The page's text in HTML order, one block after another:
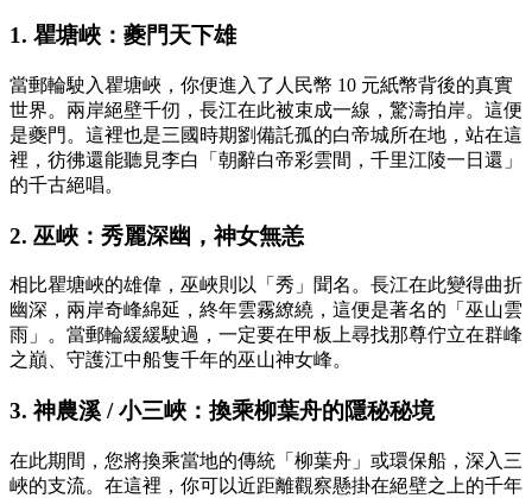
1. 瞿塘峽：夔門天下雄
當郵輪駛入瞿塘峽，你便進入了人民幣 10 元紙幣背後的真實
世界。兩岸絕壁千仞，長江在此被束成一線，驚濤拍岸。這便
是夔門。這裡也是三國時期劉備託孤的白帝城所在地，站在這
裡，彷彿還能聽見李白「朝辭白帝彩雲間，千里江陵一日還」
的千古絕唱。
2. 巫峽：秀麗深幽，神女無恙
相比瞿塘峽的雄偉，巫峽則以「秀」聞名。長江在此變得曲折
幽深，兩岸奇峰綿延，終年雲霧繚繞，這便是著名的「巫山雲
雨」。當郵輪緩緩駛過，一定要在甲板上尋找那尊佇立在群峰
之巔、守護江中船隻千年的巫山神女峰。
3. 神農溪 / 小三峽：換乘柳葉舟的隱秘秘境
在此期間，您將換乘當地的傳統「柳葉舟」或環保船，深入三
峽的支流。在這裡，你可以近距離觀察懸掛在絕壁之上的千年